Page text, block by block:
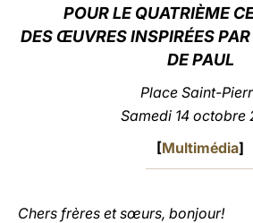
POUR LE QUATRIÈME
DES ŒUVRES INSPIRÉES
DE PAUL
Place Saint-
Samedi 14 octobre
[Multimédia]
Chers frères et sœurs, bonjour!